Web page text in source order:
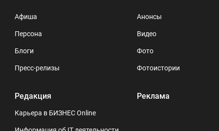
Афиша
Персона
Блоги
Пресс-релизы
Редакция
Карьера в БИЗНЕС Online
Анонсы
Видео
Фото
Фотоистории
Реклама